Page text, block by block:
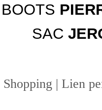
BOOTS
SAC
Shopping | Lien